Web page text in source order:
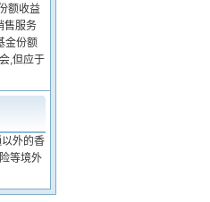
额收益
售服务
金份额
,但应于
外的香
等境外